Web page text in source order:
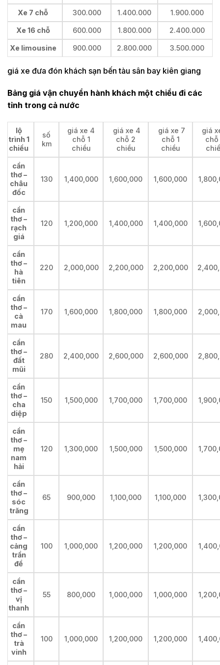
Xe 7 chỗ 300.000 1.400.000 1.900.000
Xe 16 chỗ 600.000 1.800.000 2.400.000
Xe limousine 900.000 2.800.000 3.500.000
giá xe đưa đón khách sạn bến tàu sân bay kiên giang
Bảng giá vận chuyển hành khách một chiều đi các
tỉnh trong cả nước
lộ
trình 1
chiều
số
km
giá xe 4
chỗ 1
chiều
giá xe 4
chỗ 2
chiều
giá xe 7
chỗ 1
chiều
giá
chỗ
cần
thơ –
châu
đốc
130 1,400,000 1,600,000 1,600,000
cần
thơ –
rạch
giá
120 1,200,000 1,400,000 1,400,000
cần
thơ –
hà
tiên
220 2,000,000 2,200,000 2,200,000
cần
thơ –
cà
mau
170 1,600,000 1,800,000 1,800,000
cần
thơ –
đất
mũi
280 2,400,000 2,600,000 2,600,000
cần
thơ –
cha
diệp
150 1,500,000 1,700,000 1,700,000
cần
thơ –
mẹ
nam
hải
120 1,300,000 1,500,000 1,500,000
cần
thơ –
sóc
trăng
65 900,000 1,100,000 1,100,000
cần
thơ –
cảng
trần
đề
100 1,000,000 1,200,000 1,200,000
cần
thơ –
vị
thanh
55 800,000 1,000,000 1,000,000
cần
thơ –
trà
vinh
100 1,000,000 1,200,000 1,200,000